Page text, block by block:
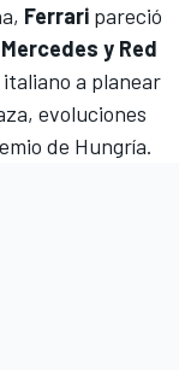
Ferrari pareció
Mercedes y Red
a planear
evoluciones
de Hungría.